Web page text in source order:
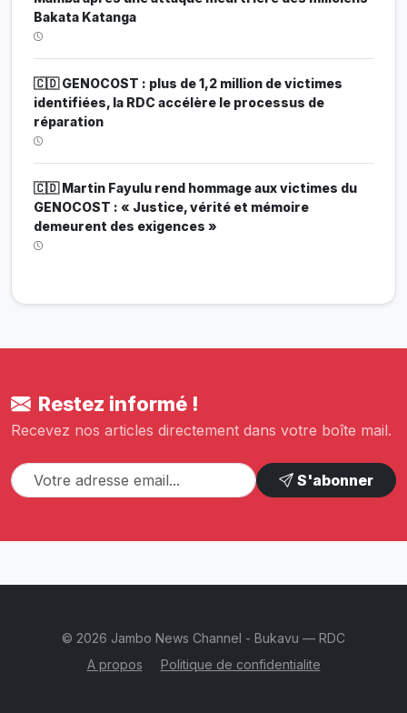
Bakata Katanga
🇨🇩 GENOCOST : plus de 1,2 million de victimes
identifiées, la RDC accélère le processus de
réparation
🇨🇩 Martin Fayulu rend hommage aux victimes du
GENOCOST : « Justice, vérité et mémoire
demeurent des exigences »
Restez informé !
Recevez nos articles directement dans votre boîte mail.
S'abonner
© 2026 Jambo News Channel - Bukavu — RDC
A propos
Politique de confidentialite